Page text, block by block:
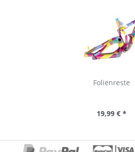
Folienreste
19,99 € *